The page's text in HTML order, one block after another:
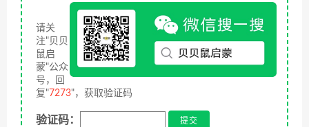
请关
注"贝贝
鼠启
蒙"公众
号，回
复"7273"，获取验证码
验证码：